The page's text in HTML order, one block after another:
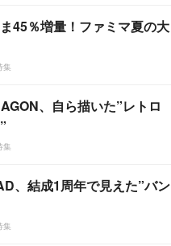
45％増量！ファミマ夏の大
集
、自ら描いた”レトロ
集
、結成1周年で見えた”バン
集